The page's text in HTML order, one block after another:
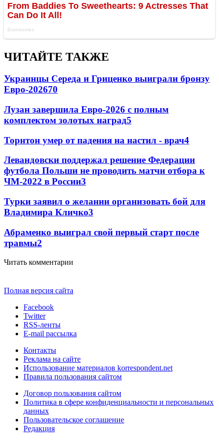
ЧИТАЙТЕ ТАКЖЕ
Украинцы Середа и Гриценко выиграли бронзу
Евро-202670
Лузан завершила Евро-2026 с полным
комплектом золотых наград5
Торнтон умер от падения на настил - врач4
Левандовски поддержал решение Федерации
футбола Польши не проводить матчи отбора к
ЧМ-2022 в России3
Турки заявил о желании организовать бой для
Владимира Кличко3
Абраменко выиграл свой первый старт после
травмы2
Читать комментарии
Полная версия сайта
Facebook
Twitter
RSS-ленты
E-mail рассылка
Контакты
Реклама на сайте
Использование материалов korrespondent.net
Правила пользования сайтом
Договор пользования сайтом
Политика в сфере конфиденциальности и персональных
данных
Пользовательское соглашение
Редакция